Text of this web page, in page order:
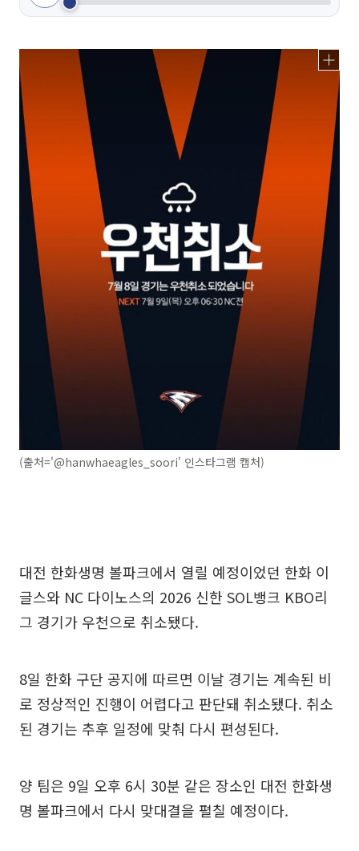
(출처='@hanwhaeagles_soori' 인스타그램 캡처)
대전 한화생명 볼파크에서 열릴 예정이었던 한화 이
글스와 NC 다이노스의 2026 신한 SOL뱅크 KBO리
그 경기가 우천으로 취소됐다.
8일 한화 구단 공지에 따르면 이날 경기는 계속된 비
로 정상적인 진행이 어렵다고 판단돼 취소됐다. 취소
된 경기는 추후 일정에 맞춰 다시 편성된다.
양 팀은 9일 오후 6시 30분 같은 장소인 대전 한화생
명 볼파크에서 다시 맞대결을 펼칠 예정이다.